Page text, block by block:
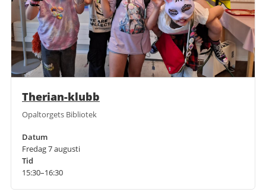
Therian-klubb
Opaltorgets Bibliotek
Datum
Fredag 7 augusti
Tid
15:30–16:30